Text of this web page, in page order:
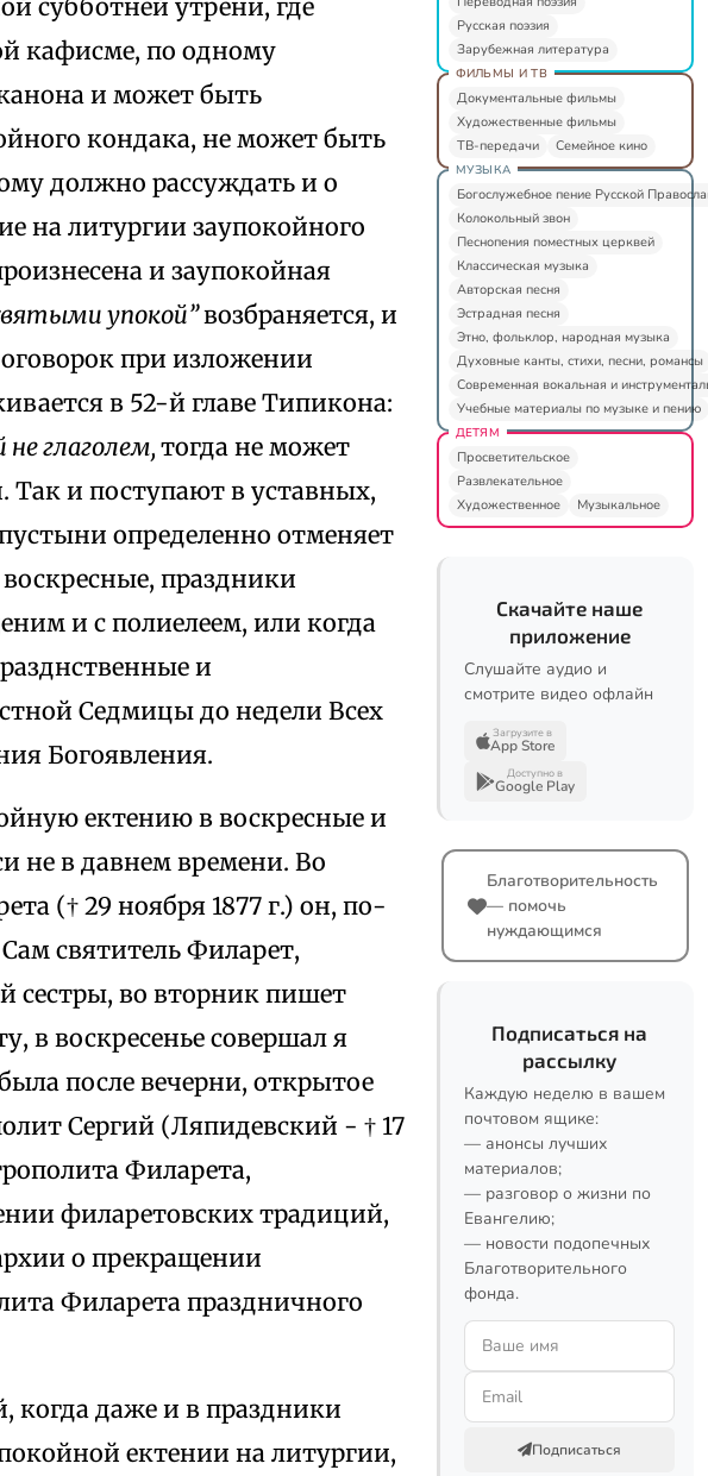
субботней утрени, где
кафисме, по одному
и может быть
кондака, не может быть
должно рассуждать и о
на литургии заупокойного
и заупокойная
упокой”возбраняется, и
при изложении
в 52-й главе Типикона:
глаголем, тогда не может
Так и поступают в уставных,
определенно отменяет
праздники
и с полиелеем, или когда
и
Седмицы до недели Всех
Богоявления.
ектению в воскресные и
не в давнем времени. Во
(† 29 ноября 1877 г.) он, по-
святитель Филарет,
сестры, во вторник пишет
в воскресенье совершал я
после вечерни, открытое
Сергий (Ляпидевский - † 17
Филарета,
филаретовских традиций,
о прекращении
Филарета праздничного
когда даже и в праздники
ектении на литургии,
Русская поэзия
Зарубежная литература
ФИЛЬМЫ И ТВ
Документальные фильмы
Художественные фильмы
ТВ-передачи
Семейное кино
МУЗЫКА
Богослужебное пение Русской
Колокольный звон
Песнопения поместных церквей
Классическая музыка
Авторская песня
Эстрадная песня
Этно, фольклор, народная музыка
Духовные канты, стихи, песни, романсы
Современная вокальная и
Учебные материалы по музыке и пению
ДЕТЯМ
Просветительское
Развлекательное
Художественное
Музыкальное
Скачайте наше
приложение
Слушайте аудио и
смотрите видео офлайн
Загрузите в
App Store
Доступно в
Google Play
Благотворительность
— помочь
нуждающимся
Подписаться на
рассылку
Каждую неделю в вашем
почтовом ящике:
— анонсы лучших
материалов;
— разговор о жизни по
Евангелию;
— новости подопечных
Благотворительного
фонда.
Подписаться